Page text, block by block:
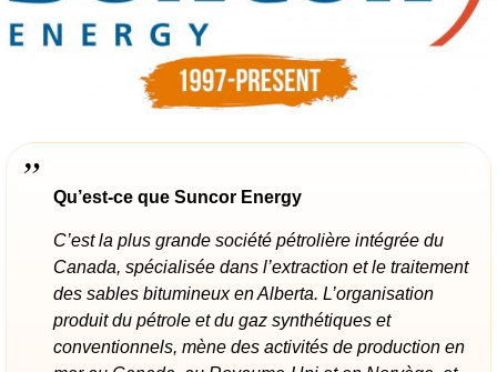
Qu’est-ce que Suncor Energy
C’est la plus grande société pétrolière intégrée du
Canada, spécialisée dans l’extraction et le traitement
des sables bitumineux en Alberta. L’organisation
produit du pétrole et du gaz synthétiques et
conventionnels, mène des activités de production en